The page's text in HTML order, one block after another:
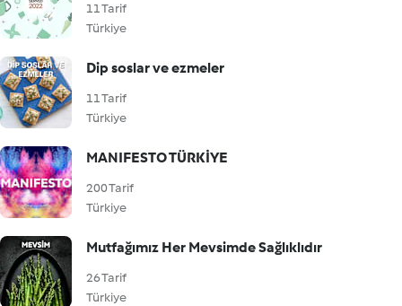
11 Tarif
Türkiye
Dip soslar ve ezmeler
11 Tarif
Türkiye
MANIFESTO TÜRKİYE
200 Tarif
Türkiye
Mutfağımız Her Mevsimde Sağlıklıdır
26 Tarif
Türkiye